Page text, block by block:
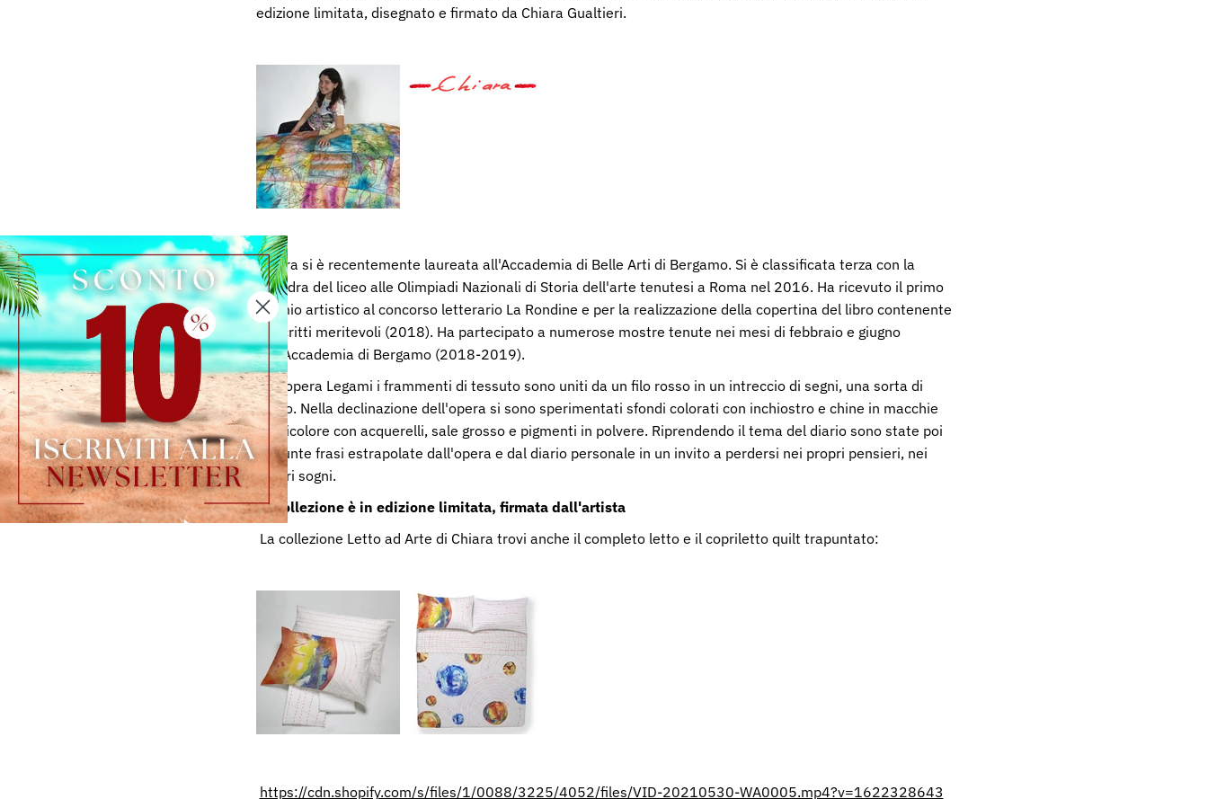
edizione limitata, disegnato e firmato da Chiara Gualtieri.
Chiara si è recentemente laureata all'Accademia di Belle Arti di Bergamo. Si è classificata terza con la
squadra del liceo alle Olimpiadi Nazionali di Storia dell'arte tenutesi a Roma nel 2016. Ha ricevuto il primo
premio artistico al concorso letterario La Rondine e per la realizzazione della copertina del libro contenente
gli scritti meritevoli (2018). Ha partecipato a numerose mostre tenute nei mesi di febbraio e giugno
dell'Accademia di Bergamo (2018-2019).
Nell'opera Legami i frammenti di tessuto sono uniti da un filo rosso in un intreccio di segni, una sorta di
diario. Nella declinazione dell'opera si sono sperimentati sfondi colorati con inchiostro e chine in macchie
multicolore con acquerelli, sale grosso e pigmenti in polvere. Riprendendo il tema del diario sono state poi
aggiunte frasi estrapolate dall'opera e dal diario personale in un invito a perdersi nei propri pensieri, nei
propri sogni.
La collezione è in edizione limitata, firmata dall'artista
La collezione Letto ad Arte di Chiara trovi anche il completo letto e il copriletto quilt trapuntato:
https://cdn.shopify.com/s/files/1/0088/3225/4052/files/VID-20210530-WA0005.mp4?v=1622328643